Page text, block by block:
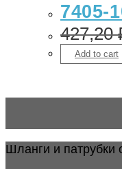
7405-
427,20
Add to cart
Шланги и патрубки